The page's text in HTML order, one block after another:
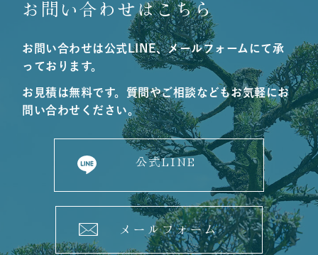
お問い合わせはこちら
お問い合わせは公式LINE、メールフォームにて承
っております。
お見積は無料です。質問やご相談などもお気軽にお
問い合わせください。
公式LINE
メールフォーム